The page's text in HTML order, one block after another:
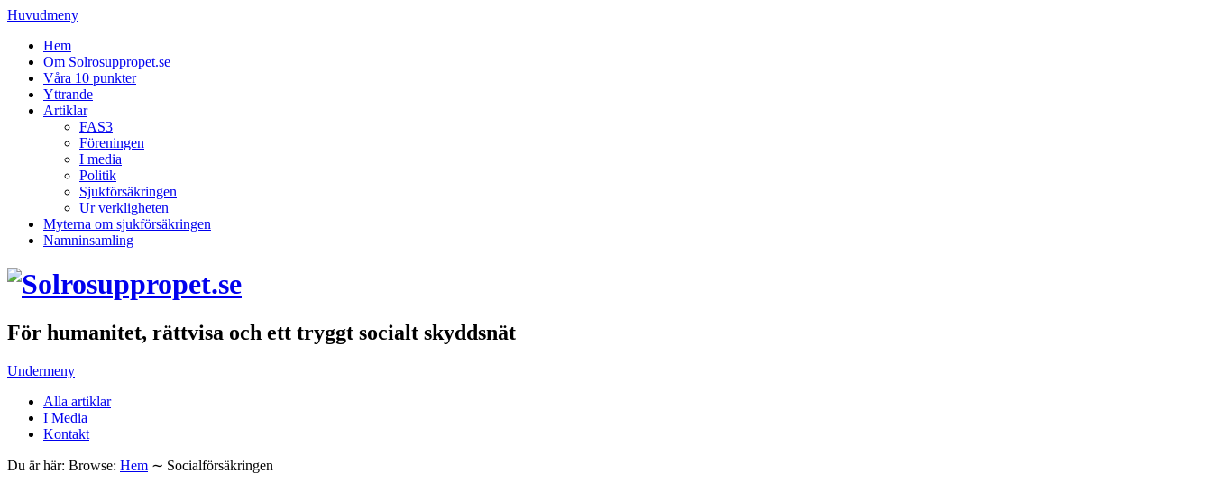
Huvudmeny
Hem
Om Solrosuppropet.se
Våra 10 punkter
Yttrande
Artiklar
FAS3
Föreningen
I media
Politik
Sjukförsäkringen
Ur verkligheten
Myterna om sjukförsäkringen
Namninsamling
För humanitet, rättvisa och ett tryggt socialt skyddsnät
Undermeny
Alla artiklar
I Media
Kontakt
Du är här: Browse: Hem ∼ Socialförsäkringen